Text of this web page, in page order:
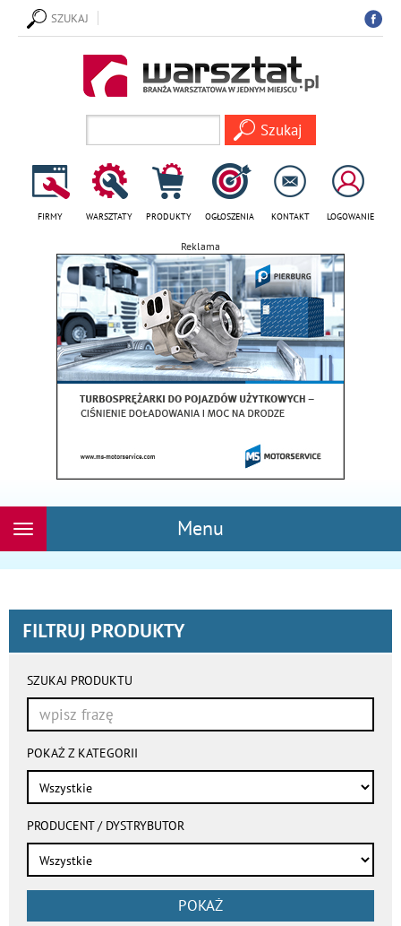
SZUKAJ
FIRMY WARSZTATY PRODUKTY OGŁOSZENIA KONTAKT LOGOWANIE
Reklama
Menu
Rozwiń
FILTRUJ PRODUKTY
wyszukiwania
automatycznie
SZUKAJ PRODUKTU
POKAŻ Z KATEGORII
PRODUCENT / DYSTRYBUTOR
POKAŻ